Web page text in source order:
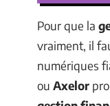
Pour que la
vraiment, il
numériques
ou Axelor